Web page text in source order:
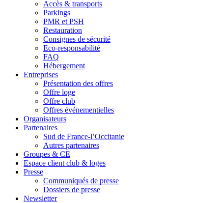
Accès & transports
Parkings
PMR et PSH
Restauration
Consignes de sécurité
Eco-responsabilité
FAQ
Hébergement
Entreprises
Présentation des offres
Offre loge
Offre club
Offres événementielles
Organisateurs
Partenaires
Sud de France-l’Occitanie
Autres partenaires
Groupes & CE
Espace client club & loges
Presse
Communiqués de presse
Dossiers de presse
Newsletter